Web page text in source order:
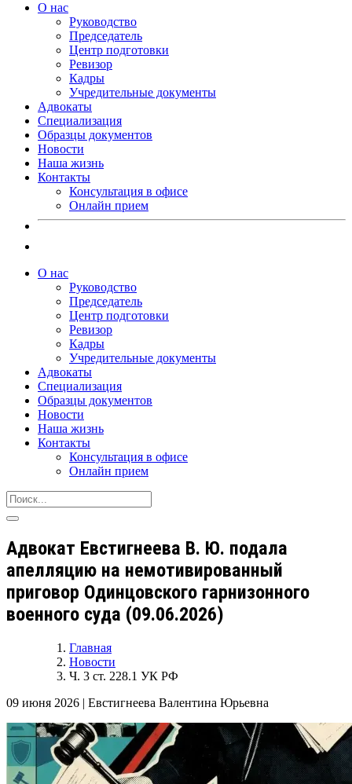
О нас
Руководство
Председатель
Центр подготовки
Ревизор
Кадры
Учредительные документы
Адвокаты
Специализация
Образцы документов
Новости
Наша жизнь
Контакты
Консультация в офисе
Онлайн прием
О нас
Руководство
Председатель
Центр подготовки
Ревизор
Кадры
Учредительные документы
Адвокаты
Специализация
Образцы документов
Новости
Наша жизнь
Контакты
Консультация в офисе
Онлайн прием
Адвокат Евстигнеева В. Ю. подала
апелляцию на немотивированный
приговор Одинцовского гарнизонного
военного суда (09.06.2026)
Главная
Новости
Ч. 3 ст. 228.1 УК РФ
09 июня 2026 | Евстигнеева Валентина Юрьевна